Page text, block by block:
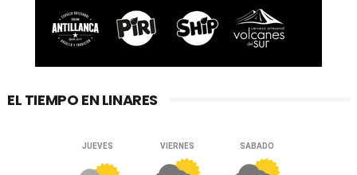
EL TIEMPO EN LINARES